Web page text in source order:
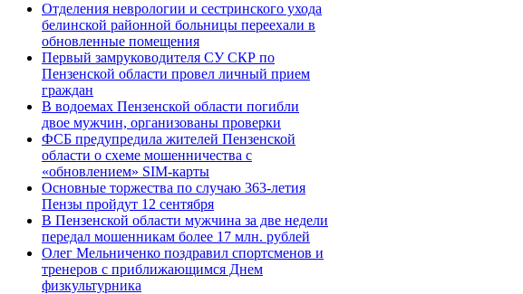
Отделения неврологии и сестринского ухода
белинской районной больницы переехали в
обновленные помещения
Первый замруководителя СУ СКР по
Пензенской области провел личный прием
граждан
В водоемах Пензенской области погибли
двое мужчин, организованы проверки
ФСБ предупредила жителей Пензенской
области о схеме мошенничества c
«обновлением» SIM-карты
Основные торжества по случаю 363-летия
Пензы пройдут 12 сентября
В Пензенской области мужчина за две недели
передал мошенникам более 17 млн. рублей
Олег Мельниченко поздравил спортсменов и
тренеров с приближающимся Днем
физкультурника